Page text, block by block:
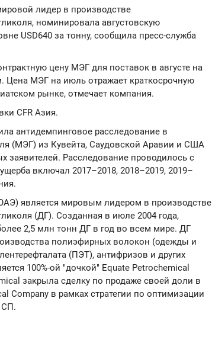
лидер в производстве
номинировала августовскую
USD640 за тонну, сообщила пресс-служба
цену МЭГ для поставок в августе на
Цена МЭГ на июль отражает краткосрочную
рынке, отмечает компания.
CFR Азия.
антидемпинговое расследование в
(МЭГ) из Кувейта, Саудовской Аравии и США
заявителей. Расследование проводилось с
включал 2017–2018, 2018–2019, 2019–
является мировым лидером в производстве
(ДГ). Созданная в июле 2004 года,
2,5 млн тонн ДГ в год во всем мире. ДГ
полиэфирных волокон (одежды и
(ПЭТ), антифризов и других
100%-ой "дочкой" Equate Petrochemical
закрыла сделку по продаже своей доли в
Company в рамках стратегии по оптимизации
СП.